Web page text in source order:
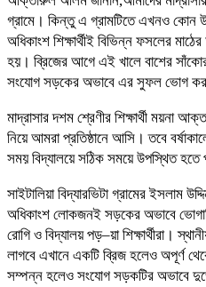
গ্রামে। কিন্তু এ গ্রামটিতে এখনও কোন
অধিকাংশ শিক্ষার্থীই বিভিন্ন ফসলের
হয়। ব্রিজের আগে এই খালে বাশের
সংযোগ সড়কের অভাবে এর সুফল ভোগ
মাদ্রাসার দশম শ্রেণীর শিক্ষার্থী ময়না
নিয়ে আমরা প্রতিষ্ঠানে আসি। তবে
সময় বিদ্যালয়ে সঠিক সময়ে উপস্থিত হতে
সাইটালিয়া বিদ্যারভিটা গ্রামের ইসলাম
অধিকাংশ লোকজনই সড়কের অভাবে
রোগি ও বিদ্যালয় পড়–য়া শিক্ষার্থীরা।
লাগবে এখানে একটি ব্রিজ হলেও অপূর্ণ
সম্পন্ন হলেও সংযোগ সড়কটির অভাবে